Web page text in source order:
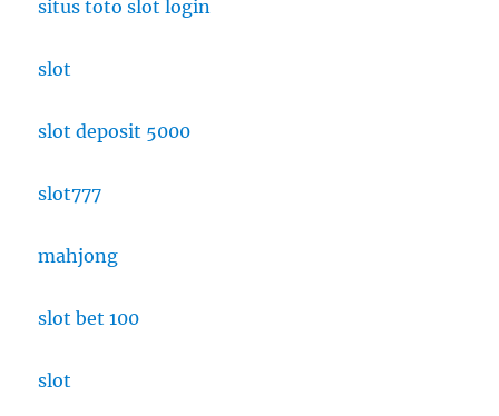
situs toto slot login
slot
slot deposit 5000
slot777
mahjong
slot bet 100
slot